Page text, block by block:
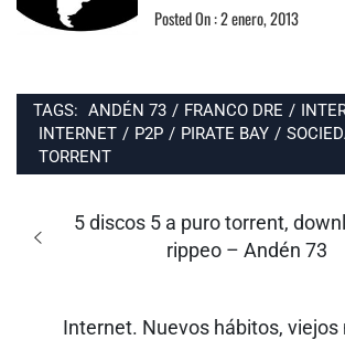
Posted On : 2 enero, 2013
TAGS: ANDÉN 73 / FRANCO DRE /
INTERNET / P2P / PIRATE BAY /
TORRENT
entradas
Entrada
5 discos 5 a puro torrent,
rippeo – Andén 73
Entrada
Internet. Nuevos hábitos, viejos